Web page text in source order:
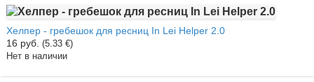
Хелпер - гребешок для ресниц In Lei Helper 2.0
16 руб. (5.33 €)
Нет в наличии